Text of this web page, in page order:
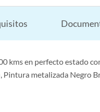
kms en perfecto estado
metalizada Negro